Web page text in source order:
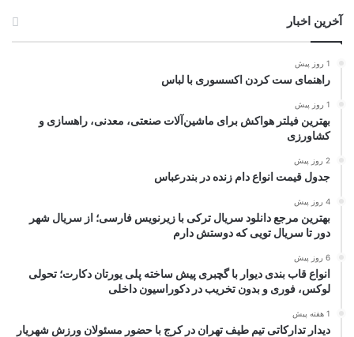
آخرین اخبار
1 روز پیش
راهنمای ست کردن اکسسوری با لباس
1 روز پیش
بهترین فیلتر هواکش برای ماشین‌آلات صنعتی، معدنی، راهسازی و
کشاورزی
2 روز پیش
جدول قیمت انواع دام زنده در بندرعباس
4 روز پیش
بهترین مرجع دانلود سریال ترکی با زیرنویس فارسی؛ از سریال شهر
دور تا سریال تویی که دوستش دارم
6 روز پیش
انواع قاب بندی دیوار با گچبری پیش ساخته پلی یورتان دکارت؛ تحولی
لوکس، فوری و بدون تخریب در دکوراسیون داخلی
1 هفته پیش
دیدار تدارکاتی تیم طیف تهران در کرج با حضور مسئولان ورزش شهریار